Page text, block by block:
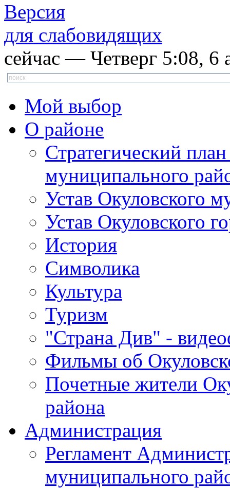
Версия
для слабовидящих
сейчас — Четверг 5:08, 6
Мой выбор
О районе
Стратегический
муниципального
Устав Окуловского
Устав Окуловского
История
Символика
Культура
Туризм
"Страна Див" -
Фильмы об
Почетные жители
района
Администрация
Регламент
муниципального